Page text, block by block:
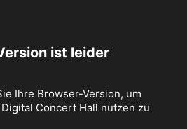
ist leider
Ihre Browser-Version, um
Concert Hall nutzen zu